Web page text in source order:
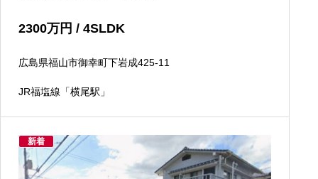
2300万円 / 4SLDK
広島県福山市御幸町下岩成425-11
JR福塩線「横尾駅」
新着